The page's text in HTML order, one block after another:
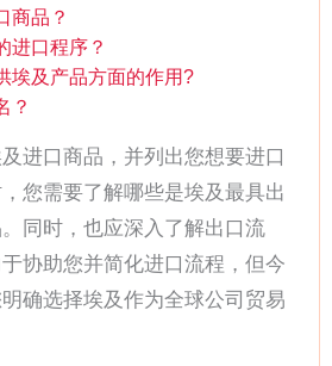
商品？
进口程序？
埃及产品方面的作用?
？
进口商品，并列出您想要进口
您需要了解哪些是埃及最具出
同时，也应深入了解出口流
协助您并简化进口流程，但今
确选择埃及作为全球公司贸易